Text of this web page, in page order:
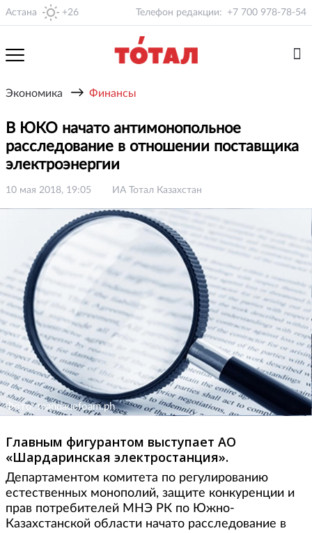
Астана +26 Телефон редакции: +7 700 978-78-54
Экономика → Финансы
В ЮКО начато антимонопольное
расследование в отношении поставщика
электроэнергии
10 мая 2018, 19:05 ИА Тотал Казахстан
Фото: mandauefoam.ph
Главным фигурантом выступает АО
«Шардаринская электростанция».
Департаментом комитета по регулированию
естественных монополий, защите конкуренции и
прав потребителей МНЭ РК по Южно-
Казахстанской области начато расследование в